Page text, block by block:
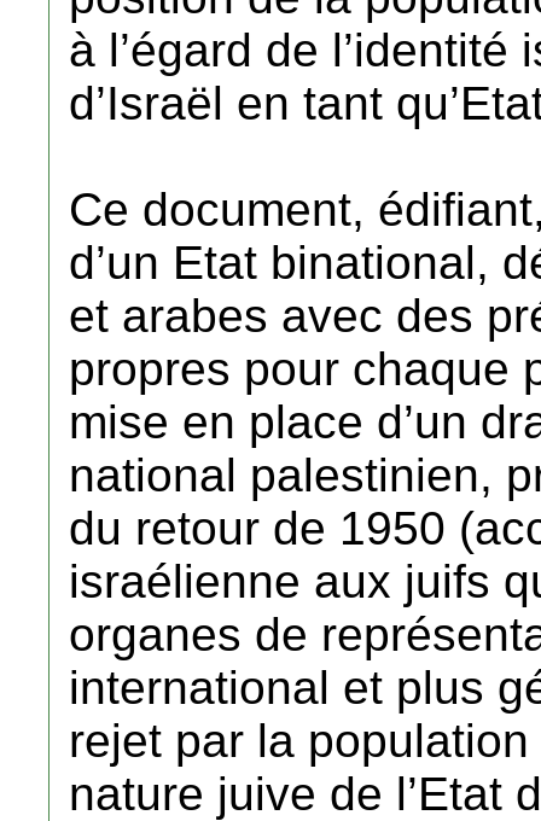
à l’égard de l’identité
d’Israël en tant
Ce document,
d’un Etat binational,
et arabes avec des
propres pour chaque
mise en place d’un
national palestinien,
du retour de 1950
israélienne aux juifs
organes de
international et plus
rejet par la
nature juive de l’Etat